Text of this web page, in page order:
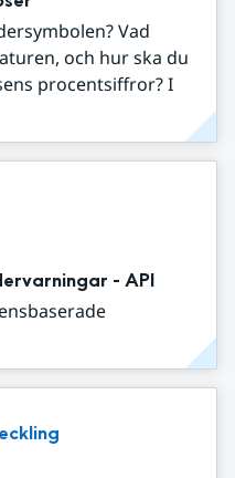
Vad
och hur ska du
procentsiffror? I
- API